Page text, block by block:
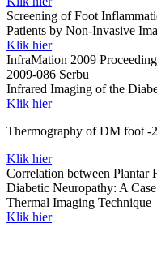
Screening of Foot
Patients by Non-Invasive
Klik hier
InfraMation 2009
2009-086 Serbu
Infrared Imaging of the
Klik hier
Thermography of DM foot -
Klik hier
Correlation between Plantar
Diabetic Neuropathy: A
Thermal Imaging Technique
Klik hier